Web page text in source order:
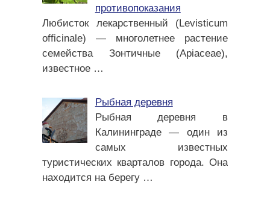
противопоказания
Любисток лекарственный (Levisticum
officinale) — многолетнее растение
семейства Зонтичные (Apiaceae),
известное …
Рыбная деревня
Рыбная деревня в
Калининграде — один из
самых известных
туристических кварталов города. Она
находится на берегу …